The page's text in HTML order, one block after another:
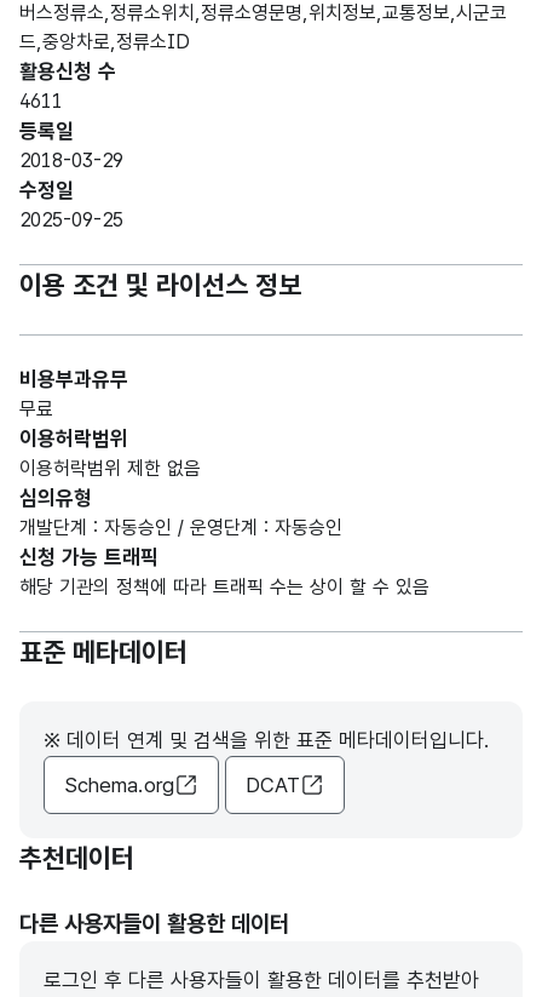
버스정류소,정류소위치,정류소영문명,위치정보,교통정보,시군코
드,중앙차로,정류소ID
활용신청 수
4611
등록일
2018-03-29
수정일
2025-09-25
이용 조건 및 라이선스 정보
비용부과유무
무료
이용허락범위
이용허락범위 제한 없음
심의유형
개발단계 : 자동승인 / 운영단계 : 자동승인
신청 가능 트래픽
해당 기관의 정책에 따라 트래픽 수는 상이 할 수 있음
표준 메타데이터
※ 데이터 연계 및 검색을 위한 표준 메타데이터입니다.
Schema.org
DCAT
추천데이터
다른 사용자들이 활용한 데이터
로그인 후 다른 사용자들이 활용한 데이터를 추천받아